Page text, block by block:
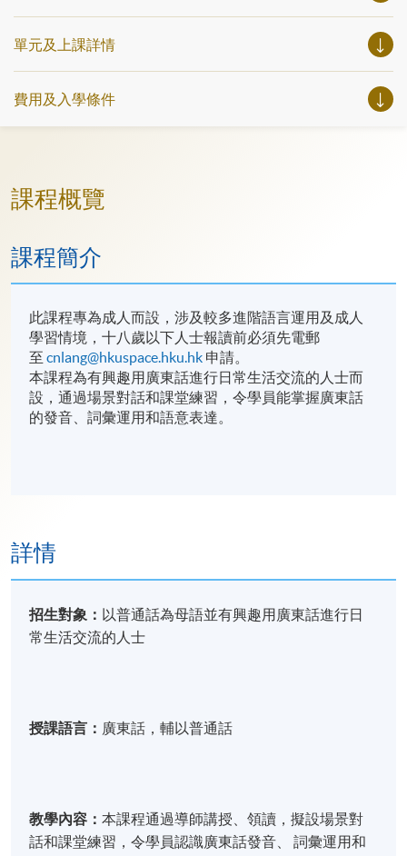
單元及上課詳情
費用及入學條件
課程概覽
課程簡介
此課程專為成人而設，涉及較多進階語言運用及成人
學習情境，十八歲以下人士報讀前必須先電郵
至cnlang@hkuspace.hku.hk 申請。
本課程為有興趣用廣東話進行日常生活交流的人士而
設，通過場景對話和課堂練習，令學員能掌握廣東話
的發音、詞彙運用和語意表達。
詳情
招生對象： 以普通話為母語並有興趣用廣東話進行日
常生活交流的人士
授課語言： 廣東話，輔以普通話
教學內容：本課程通過導師講授、領讀，擬設場景對
話和課堂練習，令學員認識廣東話發音、 詞彙運用和